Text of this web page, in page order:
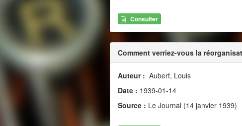
Consulter
Comment verriez-vous la
Auteur : Aubert, Louis
Date : 1939-01-14
Source : Le Journal (14 janvier 1939)